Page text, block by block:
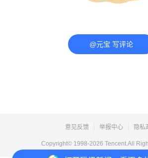
@元宝 写评论
意见反馈 举报中心 隐私
Copyright© 1998-2026 Tencent.All